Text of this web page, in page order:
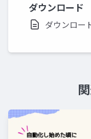
ダウンロード
ダウンロー